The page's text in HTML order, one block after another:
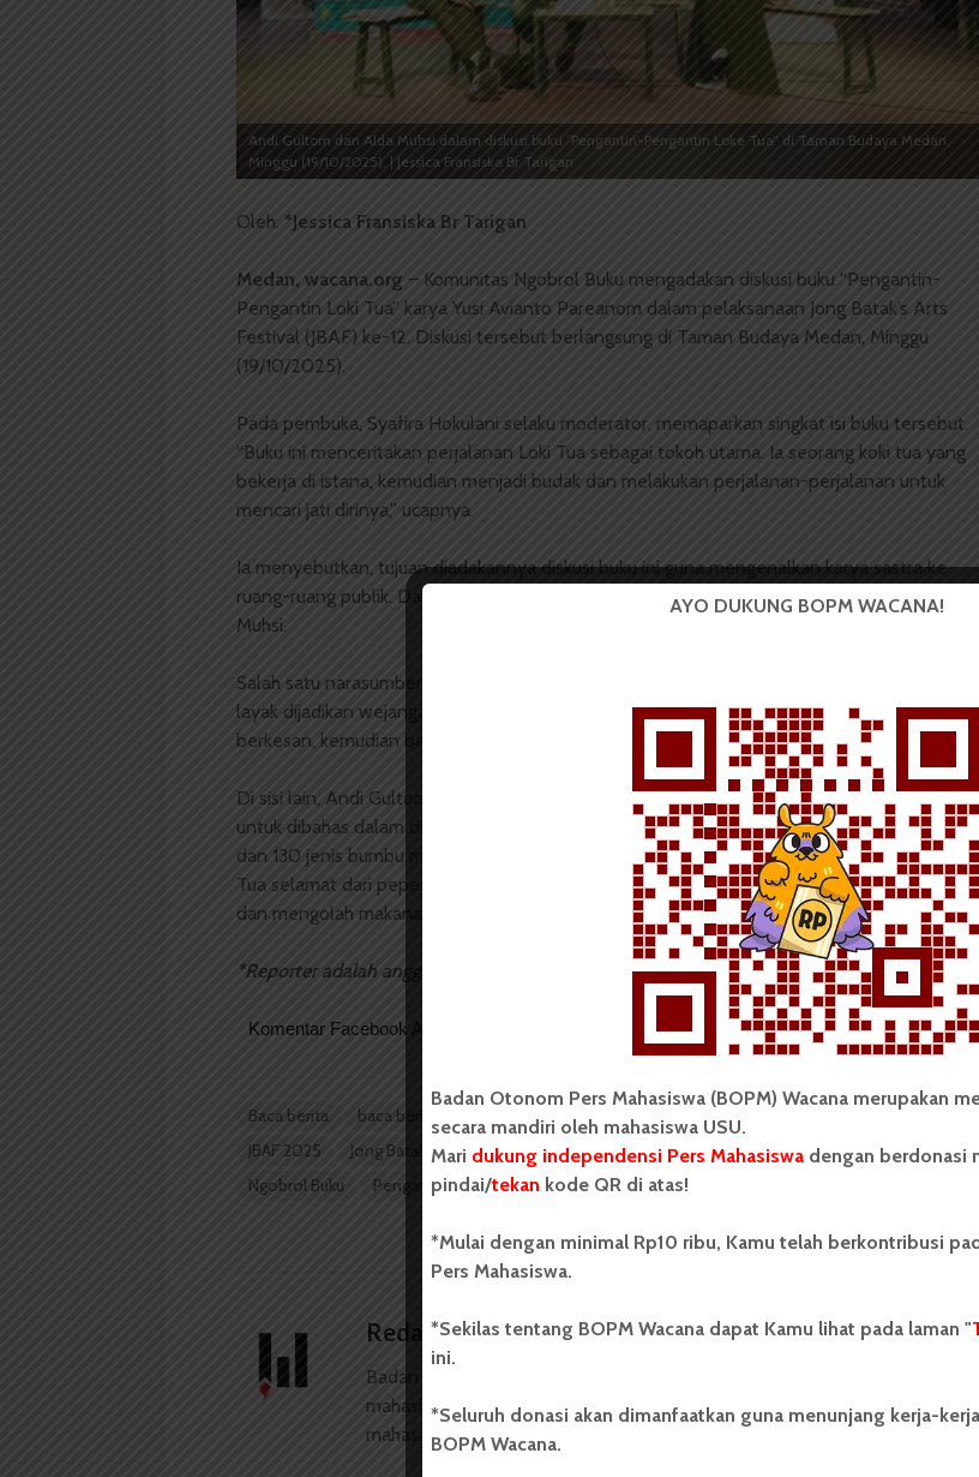
Andi Gultom dan Alda Muhsi dalam diskusi buku “Pengantin-Pengantin Loke Tua” di Taman Budaya Medan,
Minggu (19/10/2025). | Jessica Fransiska Br Tarigan
Oleh: *Jessica Fransiska Br Tarigan
Medan, wacana.org – Komunitas Ngobrol Buku mengadakan diskusi buku “Pengantin-
Pengantin Loki Tua” karya Yusi Avianto Pareanom dalam pelaksanaan Jong Batak’s Arts
Festival (JBAF) ke-12. Diskusi tersebut berlangsung di Taman Budaya Medan, Minggu
(19/10/2025).
Pada pembuka, Syafira Hokulani selaku moderator, memaparkan singkat isi buku tersebut.
“Buku ini menceritakan perjalanan Loki Tua sebagai tokoh utama. Ia seorang koki tua yang
bekerja di istana, kemudian menjadi budak dan melakukan perjalanan-perjalanan untuk
mencari jati dirinya,” ucapnya.
Ia menyebutkan, tujuan diadakannya diskusi buku ini guna mengenalkan karya sastra ke
ruang-ruang publik. Dalam diskusi, dihadirkan narasumber yakni Andi Gultom dan Alda
Muhsi.
Salah satu narasumber dari Ngobrol Buku, Alda Muhsi, berpendapat bahwa buku tersebut
layak dijadikan wejangan ketika ingin menulis novel. “Penyusunan plot yang sangat
berkesan, kemudian banyak pesan yang disampaikan secara tersirat,” ungkapnya.
Di sisi lain, Andi Gultom, seorang peminat buku, merasa buku tersebut pilihan yang tepat
untuk dibahas dalam diskusi. Sebab di dalamnya, disebutkan kurang lebih 97 jenis masakan
dan 130 jenis bumbu masakan. “Sesuai dengan pergelaran ini yang bertema pangan. Loki
Tua selamat dari peperangan yang ia hadapi, berkat kemampuannya dalam menyiapkan
dan mengolah makanan,” sampainya.
*Reporter adalah anggota magang BOPM Wacana 2025.
Komentar Facebook Anda
Baca berita baca berita hari ini Berita Kota berita kota medan
JBAF 2025
Jong Batak's Arts Festival Karya lokal karya sastra
Komunitas baca
Ngobrol Buku
Pengantin-Pengantin Loki Tua
Redaksi
Badan Otonom Pers Mahasiswa (BOPM) Wacana merupakan pers
mahasiswa yang berdiri di luar kampus dan dikelola secara mandiri oleh
mahasiswa Universitas Sumatera Utara (USU).
AYO DUKUNG BOPM WACANA!
Badan Otonom Pers Mahasiswa (BOPM) Wacana merupakan
secara mandiri oleh mahasiswa USU.
Mari dukung independensi Pers Mahasiswa dengan berdonasi
pindai/tekan kode QR di atas!
*Mulai dengan minimal Rp10 ribu, Kamu telah berkontribusi
Pers Mahasiswa.
*Sekilas tentang BOPM Wacana dapat Kamu lihat pada laman "
ini.
*Seluruh donasi akan dimanfaatkan guna menunjang kerja-
BOPM Wacana.